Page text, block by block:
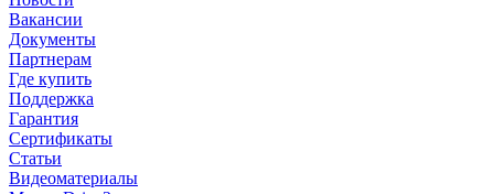
Вакансии
Документы
Партнерам
Где купить
Поддержка
Гарантия
Сертификаты
Статьи
Видеоматериалы